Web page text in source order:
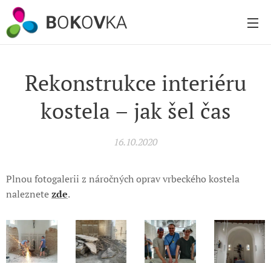
BOKOVKA
Rekonstrukce interiéru
kostela – jak šel čas
16.10.2020
Plnou fotogalerii z náročných oprav vrbeckého kostela
naleznetezde.